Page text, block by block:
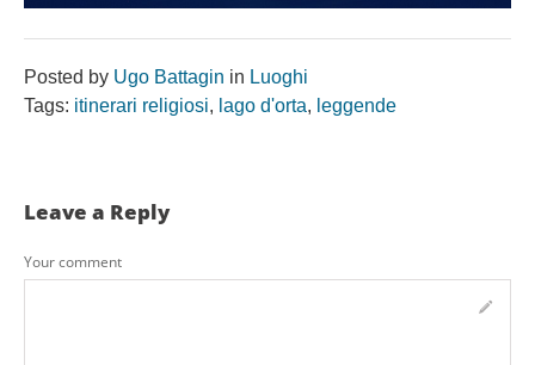
Posted by Ugo Battagin in Luoghi
Tags: itinerari religiosi, lago d'orta, leggende
Leave a Reply
Your comment